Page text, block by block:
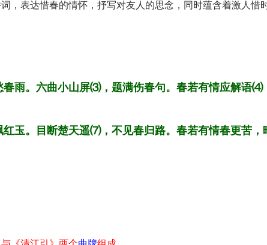
，表达惜春的情怀，抒写对友人的思念，同时蕴含着激人惜
雨。六曲小山屏⑶，题满伤春句。春若有情应解语⑷
玉。目断楚天遥⑺，不见春归路。春若有情春更苦